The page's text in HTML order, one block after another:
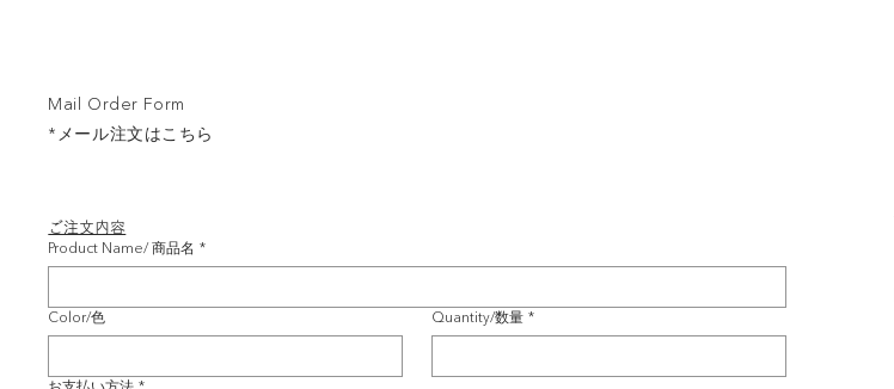
ご注文内容
Product Name/ 商品名 *
Color/色 Quantity/数量 *
Mail Order Form
*メール注文はこちら